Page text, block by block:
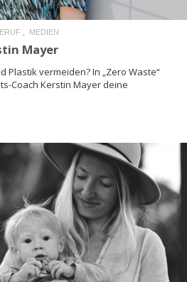
MEDIEN
Mayer
Plastik vermeiden? In „Zero Waste“
Coach Kerstin Mayer deine
MORE